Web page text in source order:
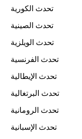
تحدث الكورية
تحدث الصينية
تحدث الويلزية
تحدث الفرنسية
تحدث الإيطالية
تحدث البرتغالية
تحدث الرومانية
تحدث الإسبانية